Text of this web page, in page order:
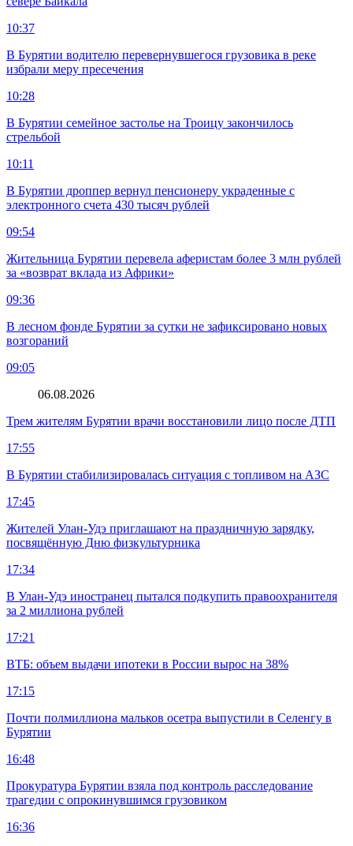
10:37
В Бурятии водителю перевернувшегося грузовика в реке
избрали меру пресечения
10:28
В Бурятии семейное застолье на Троицу закончилось
стрельбой
10:11
В Бурятии дроппер вернул пенсионеру украденные с
электронного счета 430 тысяч рублей
09:54
Жительница Бурятии перевела аферистам более 3 млн рублей
за «возврат вклада из Африки»
09:36
В лесном фонде Бурятии за сутки не зафиксировано новых
возгораний
09:05
06.08.2026
Трем жителям Бурятии врачи восстановили лицо после ДТП
17:55
В Бурятии стабилизировалась ситуация с топливом на АЗС
17:45
Жителей Улан-Удэ приглашают на праздничную зарядку,
посвящённую Дню физкультурника
17:34
В Улан-Удэ иностранец пытался подкупить правоохранителя
за 2 миллиона рублей
17:21
ВТБ: объем выдачи ипотеки в России вырос на 38%
17:15
Почти полмиллиона мальков осетра выпустили в Селенгу в
Бурятии
16:48
Прокуратура Бурятии взяла под контроль расследование
трагедии с опрокинувшимся грузовиком
16:36